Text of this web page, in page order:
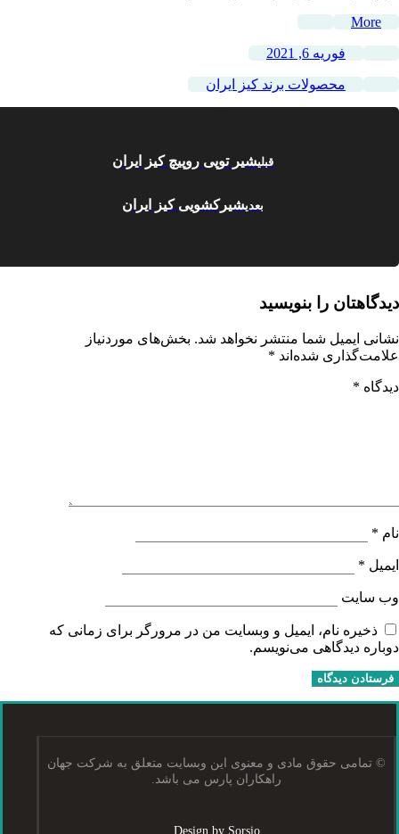
More
فوریه 6, 2021
محصولات برند کیز ایران
قبلیشیر توپی روپیچ کیز ایران
بعدیشیرکشویی کیز ایران
دیدگاهتان را بنویسید
نشانی ایمیل شما منتشر نخواهد شد. بخش‌های موردنیاز
علامت‌گذاری شده‌اند *
دیدگاه *
نام *
ایمیل *
وب‌ سایت
ذخیره نام، ایمیل و وبسایت من در مرورگر برای زمانی که
دوباره دیدگاهی می‌نویسم.
© تمامی حقوق مادی و معنوی این وبسایت متعلق به شرکت جهان
راهکاران پارس می باشد.
Design by Sorsio